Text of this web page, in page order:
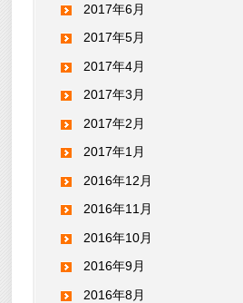
2017年6月
2017年5月
2017年4月
2017年3月
2017年2月
2017年1月
2016年12月
2016年11月
2016年10月
2016年9月
2016年8月